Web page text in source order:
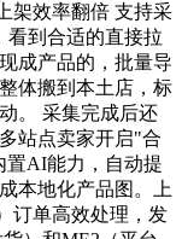
架效率翻倍 支持采
看到合适的直接拉
成产品的，批量导
体搬到本土店，标
。 采集完成后还
站点卖家开启"合
置AI能力，自动提
本地化产品图。上
订单高效处理，发